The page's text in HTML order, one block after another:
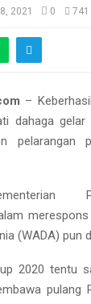
2021 0 741
–
dahaga
pelarangan
(WADA) pun
2020 tentu
pulang